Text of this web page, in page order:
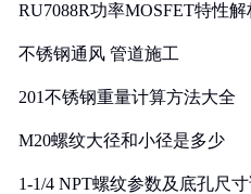
RU7088R功率MOSFET特性
不锈钢通风 管道施工
201不锈钢重量计算方法大全
M20螺纹大径和小径是多少
1-1/4 NPT螺纹参数及底孔尺